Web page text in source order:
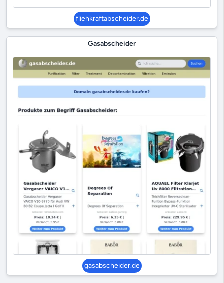
fliehkraftabscheider.de
Gasabscheider
gasabscheider.de